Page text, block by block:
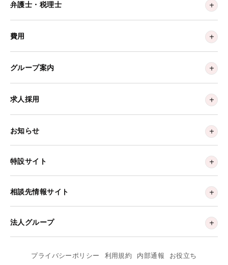
弁護士・税理士
費用
グループ案内
求人採用
お知らせ
特設サイト
相談先情報サイト
法人グループ
プライバシーポリシー 利用規約 内部通報 お役立ち